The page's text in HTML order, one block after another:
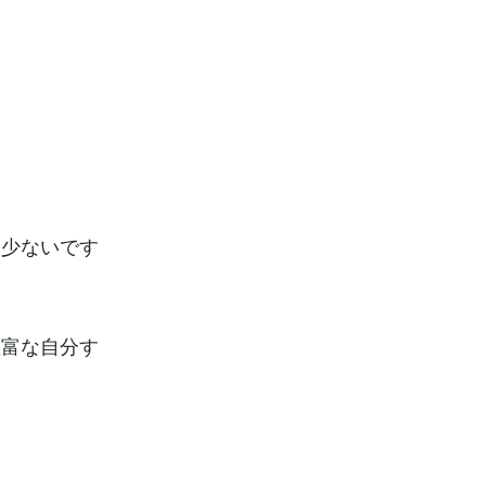
ないです
な自分す